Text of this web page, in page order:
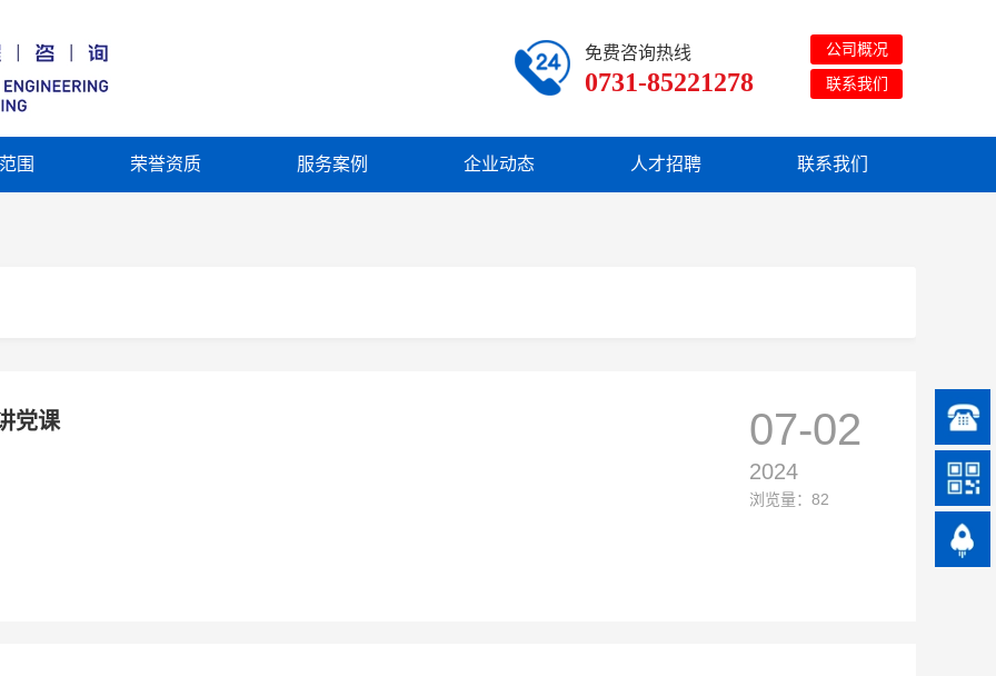
围 荣誉资质 服务案例 企业动态 人才招聘 联系我们
联系我们
公司概况
0731-85221278
免费咨询热线
07-02
2024
浏览量：82
党课